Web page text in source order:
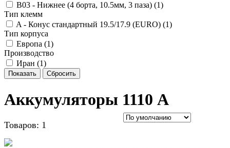
B03 - Нижнее (4 борта, 10.5мм, 3 паза) (1)
Тип клемм
A - Конус стандартный 19.5/17.9 (EURO) (1)
Тип корпуса
Европа (1)
Производство
Иран (1)
Показать Сбросить
Аккумуляторы 1110 А
Товаров: 1